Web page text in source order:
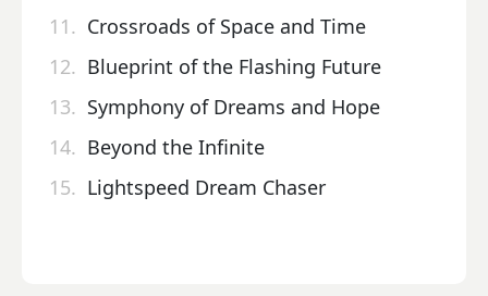
11. Crossroads of Space and Time
12. Blueprint of the Flashing Future
13. Symphony of Dreams and Hope
14. Beyond the Infinite
15. Lightspeed Dream Chaser